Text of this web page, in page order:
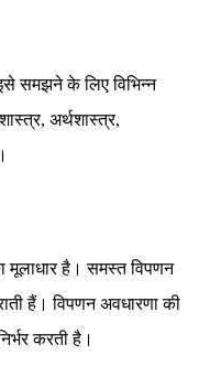
समझने के लिए विभिन्न
अर्थशास्त्र,
मूलाधार है। समस्त विपणन
हैं। विपणन अवधारणा की
करती है।